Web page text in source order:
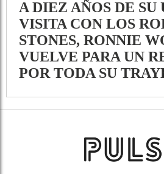
A DIEZ AÑOS DE
VISITA CON LOS
STONES, RONNIE
VUELVE PARA UN
POR TODA SU